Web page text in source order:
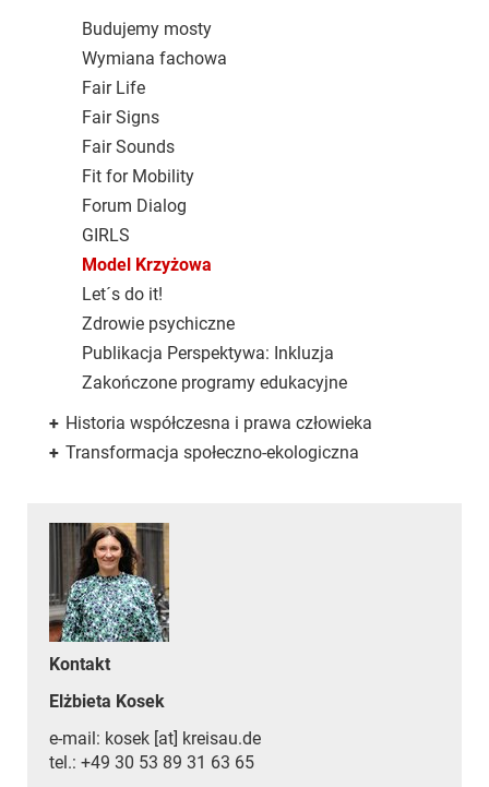
Budujemy mosty
Wymiana fachowa
Fair Life
Fair Signs
Fair Sounds
Fit for Mobility
Forum Dialog
GIRLS
Model Krzyżowa
Let´s do it!
Zdrowie psychiczne
Publikacja Perspektywa: Inkluzja
Zakończone programy edukacyjne
+ Historia współczesna i prawa człowieka
+ Transformacja społeczno-ekologiczna
Kontakt
Elżbieta Kosek
e-mail: kosek [at] kreisau.de
tel.: +49 30 53 89 31 63 65